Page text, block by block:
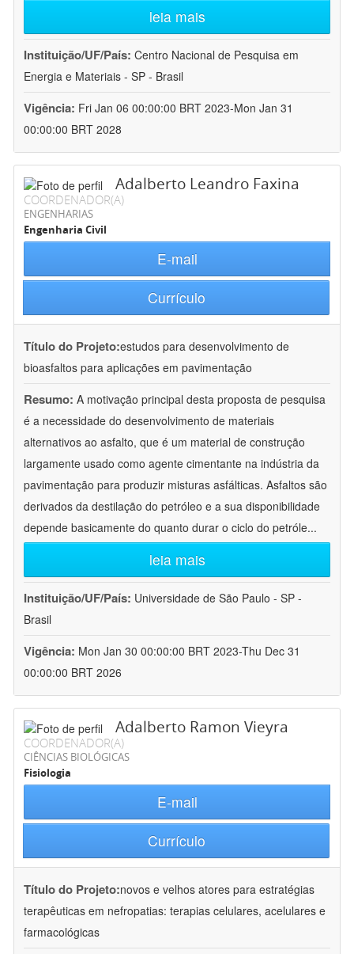
leia mais
Instituição/UF/País: Centro Nacional de Pesquisa em
Energia e Materiais - SP - Brasil
Vigência: Fri Jan 06 00:00:00 BRT 2023-Mon Jan 31
00:00:00 BRT 2028
Adalberto Leandro Faxina
COORDENADOR(A)
ENGENHARIAS
Engenharia Civil
E-mail
Currículo
Título do Projeto:estudos para desenvolvimento de
bioasfaltos para aplicações em pavimentação
Resumo: A motivação principal desta proposta de pesquisa
é a necessidade do desenvolvimento de materiais
alternativos ao asfalto, que é um material de construção
largamente usado como agente cimentante na indústria da
pavimentação para produzir misturas asfálticas. Asfaltos são
derivados da destilação do petróleo e a sua disponibilidade
depende basicamente do quanto durar o ciclo do petróle...
leia mais
Instituição/UF/País: Universidade de São Paulo - SP -
Brasil
Vigência: Mon Jan 30 00:00:00 BRT 2023-Thu Dec 31
00:00:00 BRT 2026
Adalberto Ramon Vieyra
COORDENADOR(A)
CIÊNCIAS BIOLÓGICAS
Fisiologia
E-mail
Currículo
Título do Projeto:novos e velhos atores para estratégias
terapêuticas em nefropatias: terapias celulares, acelulares e
farmacológicas